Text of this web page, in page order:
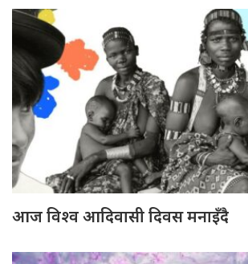
आज विश्व आदिवासी दिवस मनाइँदै